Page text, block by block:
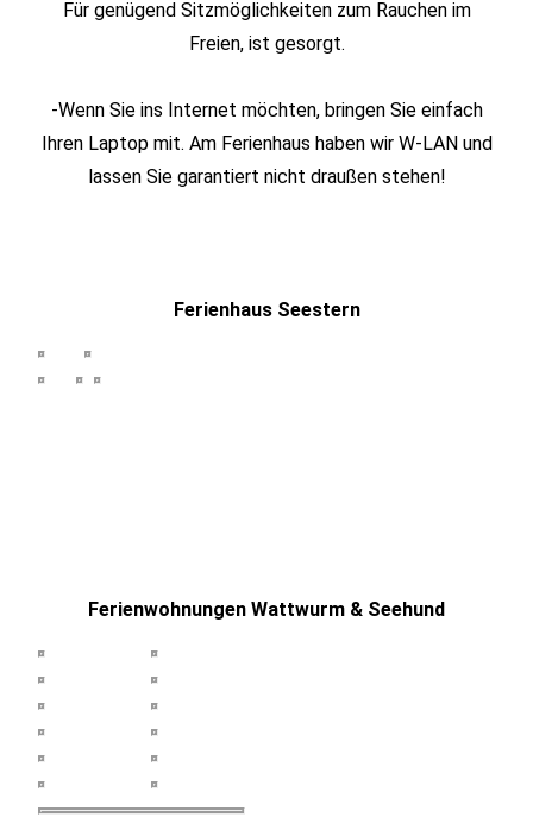
Für genügend Sitzmöglichkeiten zum Rauchen im
Freien, ist gesorgt.
-Wenn Sie ins Internet möchten, bringen Sie einfach
Ihren Laptop mit. Am Ferienhaus haben wir W-LAN und
lassen Sie garantiert nicht draußen stehen!
Ferienhaus Seestern
Ferienwohnungen Wattwurm & Seehund